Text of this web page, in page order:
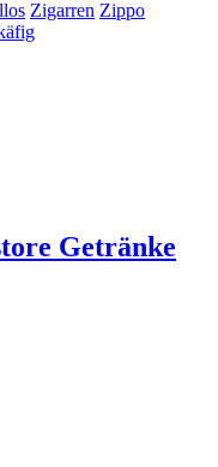
Zigarren Zippo
Getränke